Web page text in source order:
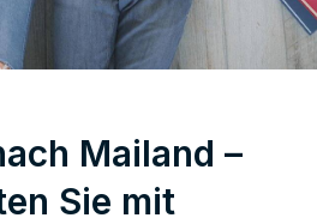
Mailand –
Sie mit